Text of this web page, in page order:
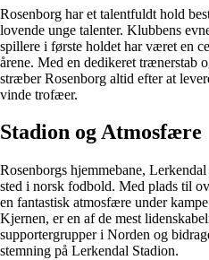
Rosenborg har et talentfuldt hold
lovende unge talenter. Klubbens
spillere i første holdet har været en
årene. Med en dedikeret trænerstab
stræber Rosenborg altid efter at
vinde trofæer.
Stadion og Atmosfære
Rosenborgs hjemmebane,
sted i norsk fodbold. Med plads til
en fantastisk atmosfære under
Kjernen, er en af de mest
supportergrupper i Norden og
stemning på Lerkendal Stadion.